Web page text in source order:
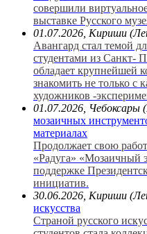
совершили
выставке Русского
01.07.2026, Кириши
Авангард стал темой
студентами из Санкт-
обладает крупнейшей
знакомить не только с
художников -
01.07.2026, Чебоксары
мозаичных
материалах
Продолжает свою
«Радуга» «Мозаичный
поддержке
инициатив.
30.06.2026, Кириши
искусства
Страной русского